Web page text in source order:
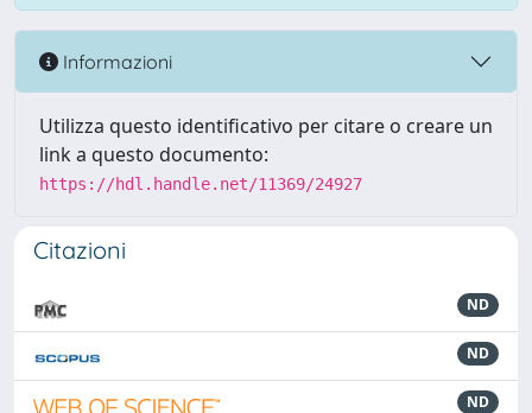
Informazioni
Utilizza questo identificativo per citare o creare un
link a questo documento:
https://hdl.handle.net/11369/24927
Citazioni
ND
ND
ND